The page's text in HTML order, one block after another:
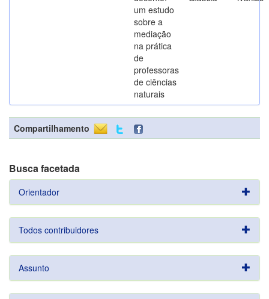
um estudo
sobre a
mediação
na prática
de
professoras
de ciências
naturais
Compartilhamento
Busca facetada
Orientador
Todos contribuidores
Assunto